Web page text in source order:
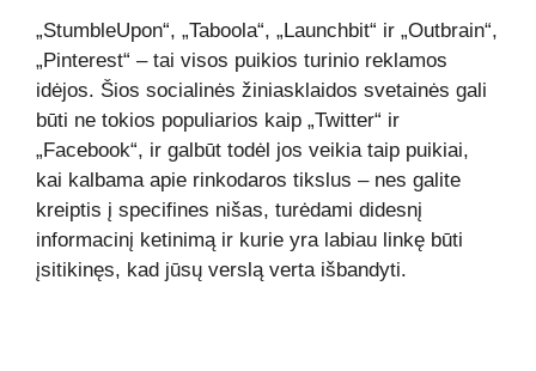
„StumbleUpon“, „Taboola“, „Launchbit“ ir „Outbrain“,
„Pinterest“ – tai visos puikios turinio reklamos
idėjos. Šios socialinės žiniasklaidos svetainės gali
būti ne tokios populiarios kaip „Twitter“ ir
„Facebook“, ir galbūt todėl jos veikia taip puikiai,
kai kalbama apie rinkodaros tikslus – nes galite
kreiptis į specifines nišas, turėdami didesnį
informacinį ketinimą ir kurie yra labiau linkę būti
įsitikinęs, kad jūsų verslą verta išbandyti.